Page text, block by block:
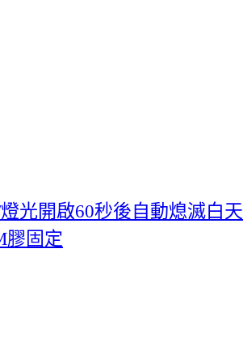
光開啟60秒後自動熄滅白
膠固定